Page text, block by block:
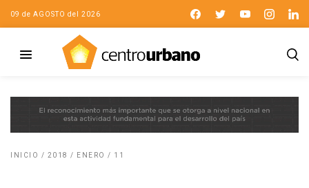
09 de AGOSTO del 2026
INICIO / 2018 / ENERO / 11